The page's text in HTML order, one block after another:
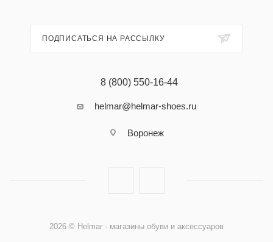
ПОДПИСАТЬСЯ НА РАССЫЛКУ
8 (800) 550-16-44
helmar@helmar-shoes.ru
Воронеж
2026 © Helmar - магазины обуви и аксессуаров